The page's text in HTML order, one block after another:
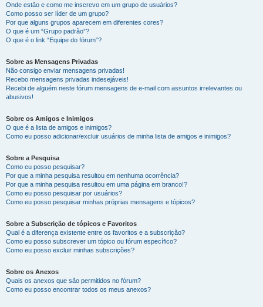
Onde estão e como me inscrevo em um grupo de usuários?
Como posso ser líder de um grupo?
Por que alguns grupos aparecem em diferentes cores?
O que é um “Grupo padrão”?
O que é o link “Equipe do fórum”?
Sobre as Mensagens Privadas
Não consigo enviar mensagens privadas!
Recebo mensagens privadas indesejáveis!
Recebi de alguém neste fórum mensagens de e-mail com assuntos irrelevantes ou
abusivos!
Sobre os Amigos e Inimigos
O que é a lista de amigos e inimigos?
Como eu posso adicionar/excluir usuários de minha lista de amigos e inimigos?
Sobre a Pesquisa
Como eu posso pesquisar?
Por que a minha pesquisa resultou em nenhuma ocorrência?
Por que a minha pesquisa resultou em uma página em branco!?
Como eu posso pesquisar por usuários?
Como eu posso pesquisar minhas próprias mensagens e tópicos?
Sobre a Subscrição de tópicos e Favoritos
Qual é a diferença existente entre os favoritos e a subscrição?
Como eu posso subscrever um tópico ou fórum específico?
Como eu posso excluir minhas subscrições?
Sobre os Anexos
Quais os anexos que são permitidos no fórum?
Como eu posso encontrar todos os meus anexos?